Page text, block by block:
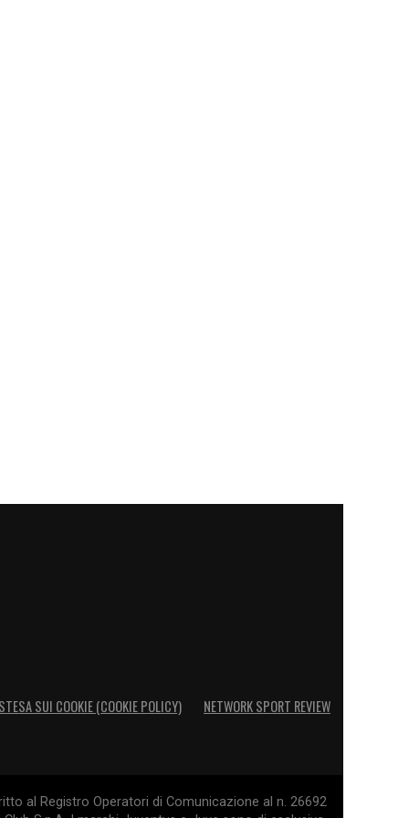
SUI COOKIE (COOKIE POLICY) NETWORK SPORT REVIEW
al Registro Operatori di Comunicazione al n. 26692